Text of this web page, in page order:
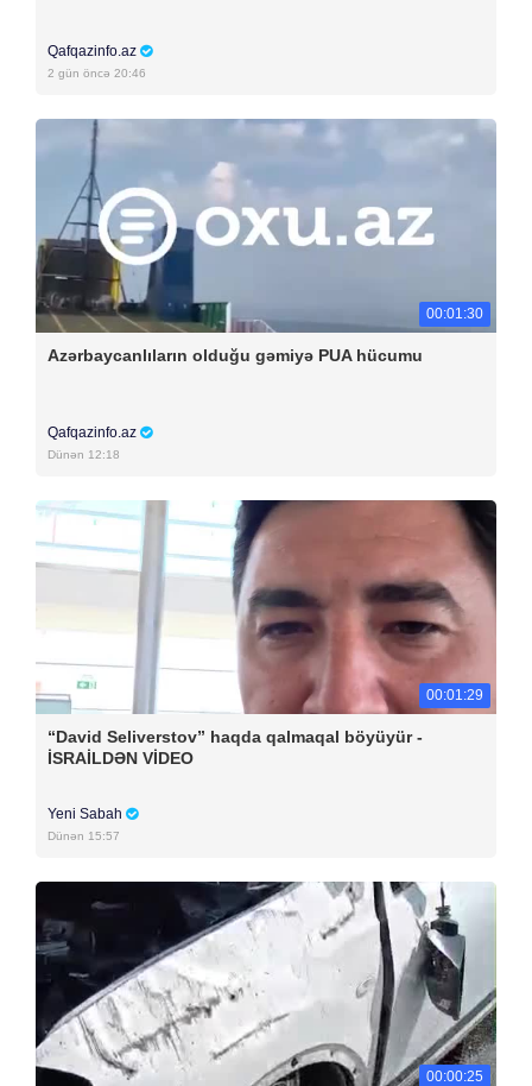
Qafqazinfo.az
2 gün öncə 20:46
00:01:30
Azərbaycanlıların olduğu gəmiyə PUA hücumu
Qafqazinfo.az
Dünən 12:18
00:01:29
“David Seliverstov” haqda qalmaqal böyüyür -
İSRAİLDƏN VİDEO
Yeni Sabah
Dünən 15:57
00:00:25